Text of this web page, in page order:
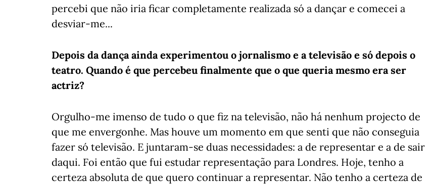
percebi que não iria ficar completamente realizada só a dançar e comecei a
desviar-me...
Depois da dança ainda experimentou o jornalismo e a televisão e só depois o
teatro. Quando é que percebeu finalmente que o que queria mesmo era ser
actriz?
Orgulho-me imenso de tudo o que fiz na televisão, não há nenhum projecto de
que me envergonhe. Mas houve um momento em que senti que não conseguia
fazer só televisão. E juntaram-se duas necessidades: a de representar e a de sair
daqui. Foi então que fui estudar representação para Londres. Hoje, tenho a
certeza absoluta de que quero continuar a representar. Não tenho a certeza de